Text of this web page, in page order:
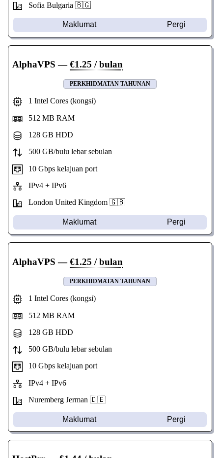
Sofia Bulgaria 🇧🇬
Maklumat Pergi
AlphaVPS —€1.25 / bulan
PERKHIDMATAN TAHUNAN
1 Intel Cores (kongsi)
512 MB RAM
128 GB HDD
500 GB/bulu lebar sebulan
10 Gbps kelajuan port
IPv4 + IPv6
London United Kingdom 🇬🇧
Maklumat Pergi
AlphaVPS —€1.25 / bulan
PERKHIDMATAN TAHUNAN
1 Intel Cores (kongsi)
512 MB RAM
128 GB HDD
500 GB/bulu lebar sebulan
10 Gbps kelajuan port
IPv4 + IPv6
Nuremberg Jerman 🇩🇪
Maklumat Pergi